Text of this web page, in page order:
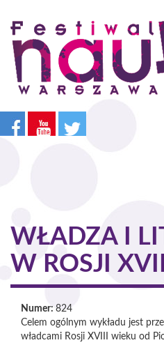
Przejdź
treści
WŁADZA I
W ROSJI
Numer: 824
Celem ogólnym wykładu jest
władcami Rosji XVIII wieku od